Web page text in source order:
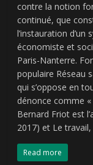
contre la notion
continué, que
l’instauration d’un
économiste et
Paris-Nanterre.
populaire Réseau
qui s’oppose en
dénonce comme
Bernard Friot est
2017) et Le travail,
Read more